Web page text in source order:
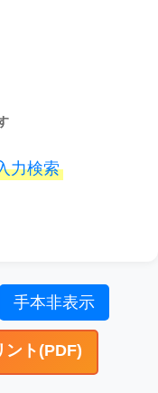
力検索
手本非表示
ト(PDF)